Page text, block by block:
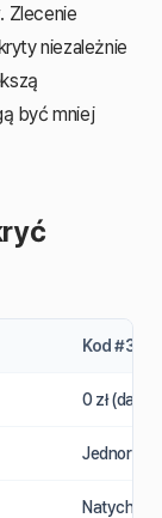
. Zlecenie
niezależnie
być mniej
Kod #31#
0 zł